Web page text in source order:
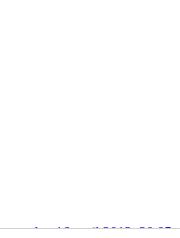
maandag 16 april 2012, 20:05